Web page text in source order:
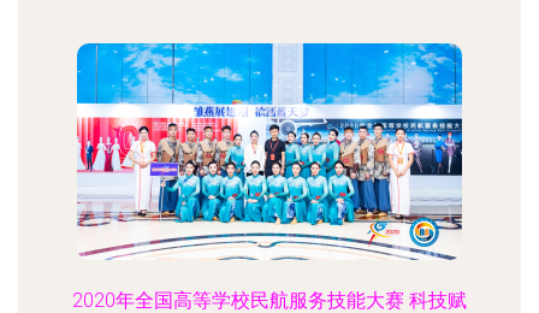
2020年全国高等学校民航服务技能大赛 科技赋